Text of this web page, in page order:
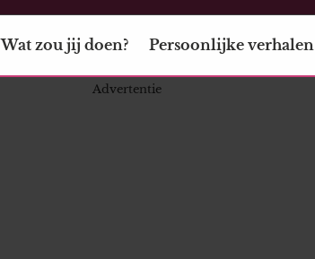
Wat zou jij doen? Persoonlijke verhalen